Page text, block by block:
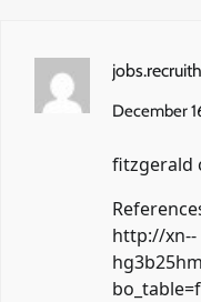
December
fitzgerald
http://xn--